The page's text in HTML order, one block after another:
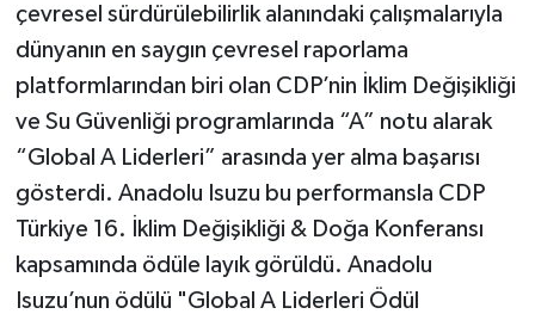
çevresel sürdürülebilirlik alanındaki çalışmalarıyla
dünyanın en saygın çevresel raporlama
platformlarından biri olan CDP’nin İklim Değişikliği
ve Su Güvenliği programlarında “A” notu alarak
“Global A Liderleri” arasında yer alma başarısı
gösterdi. Anadolu Isuzu bu performansla CDP
Türkiye 16. İklim Değişikliği & Doğa Konferansı
kapsamında ödüle layık görüldü. Anadolu
Isuzu’nun ödülü "Global A Liderleri Ödül